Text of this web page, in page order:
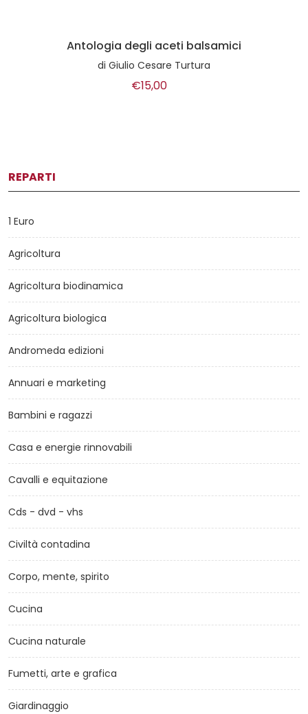
Antologia degli aceti balsamici
di Giulio Cesare Turtura
€15,00
REPARTI
1 Euro
Agricoltura
Agricoltura biodinamica
Agricoltura biologica
Andromeda edizioni
Annuari e marketing
Bambini e ragazzi
Casa e energie rinnovabili
Cavalli e equitazione
Cds - dvd - vhs
Civiltà contadina
Corpo, mente, spirito
Cucina
Cucina naturale
Fumetti, arte e grafica
Giardinaggio